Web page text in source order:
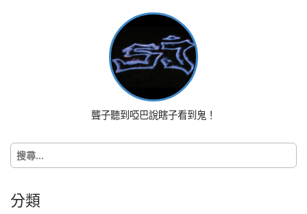
聾子聽到啞巴說瞎子看到鬼！
搜
尋
字:
分類